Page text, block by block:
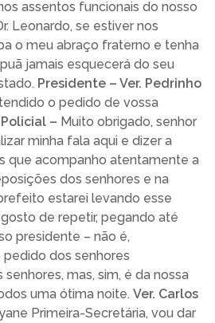
assentos funcionais do nosso
Leonardo, se estiver nos
o meu abraço fraterno e tenha
jamais esquecerá do seu
Presidente – Ver. Pedrinho
o pedido de vossa
– Muito obrigado, senhor
minha fala aqui e dizer a
que acompanho atentamente a
dos senhores e na
estarei levando esse
de repetir, pegando até
presidente – não é,
dos senhores
mas, sim, é da nossa
uma ótima noite. Ver. Carlos
Primeira-Secretária, vou dar